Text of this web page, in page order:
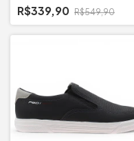
R$339,90 R$549,90